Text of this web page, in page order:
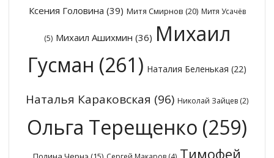
Ксения Головина (39) Митя Смирнов (20) Митя Усачёв
(5) Михаил Ашихмин (36) Михаил
Гусман (261) Наталия Беленькая (22)
Наталья Караковская (96) Николай Зайцев (2)
Ольга Терещенко (259)
Тимофей